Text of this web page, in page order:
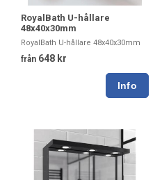
RoyalBath U-hållare
48x40x30mm
RoyalBath U-hållare 48x40x30mm
från 648 kr